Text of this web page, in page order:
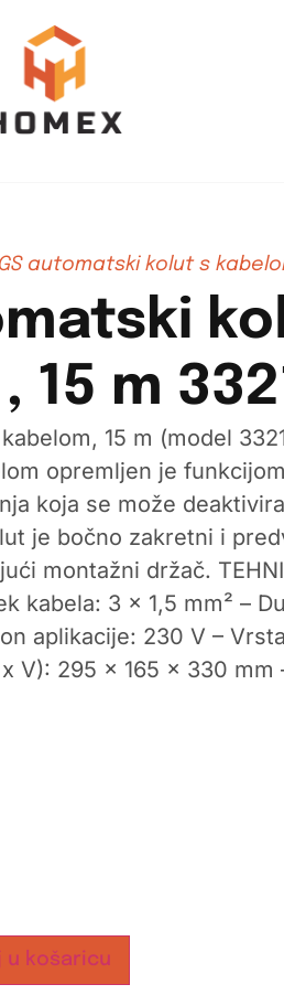
automatski kolut s
15 m
15 m (model
opremljen je funkcijom
koja se može
je bočno zakretni i
montažni držač.
kabela: 3 x 1,5 mm² –
aplikacije: 230 V –
V): 295 x 165 x 330 mm
u košaricu